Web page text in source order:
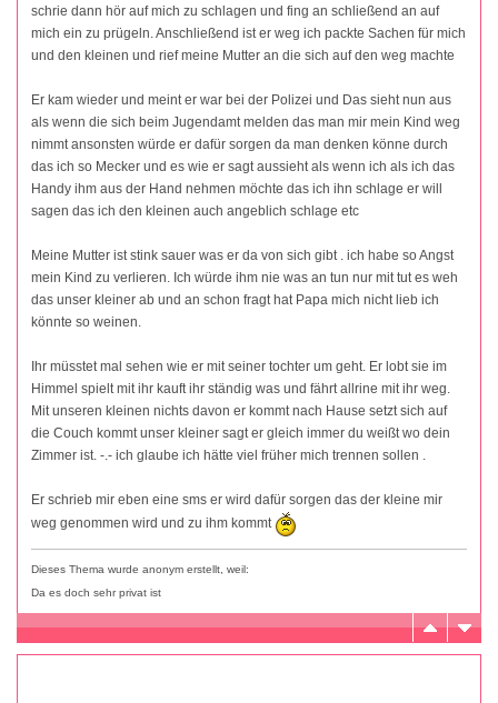
schrie dann hör auf mich zu schlagen und fing an schließend an auf
mich ein zu prügeln. Anschließend ist er weg ich packte Sachen für mich
und den kleinen und rief meine Mutter an die sich auf den weg machte
Er kam wieder und meint er war bei der Polizei und Das sieht nun aus
als wenn die sich beim Jugendamt melden das man mir mein Kind weg
nimmt ansonsten würde er dafür sorgen da man denken könne durch
das ich so Mecker und es wie er sagt aussieht als wenn ich als ich das
Handy ihm aus der Hand nehmen möchte das ich ihn schlage er will
sagen das ich den kleinen auch angeblich schlage etc
Meine Mutter ist stink sauer was er da von sich gibt . ich habe so Angst
mein Kind zu verlieren. Ich würde ihm nie was an tun nur mit tut es weh
das unser kleiner ab und an schon fragt hat Papa mich nicht lieb ich
könnte so weinen.
Ihr müsstet mal sehen wie er mit seiner tochter um geht. Er lobt sie im
Himmel spielt mit ihr kauft ihr ständig was und fährt allrine mit ihr weg.
Mit unseren kleinen nichts davon er kommt nach Hause setzt sich auf
die Couch kommt unser kleiner sagt er gleich immer du weißt wo dein
Zimmer ist. -.- ich glaube ich hätte viel früher mich trennen sollen .
Er schrieb mir eben eine sms er wird dafür sorgen das der kleine mir
weg genommen wird und zu ihm kommt
Dieses Thema wurde anonym erstellt, weil:
Da es doch sehr privat ist